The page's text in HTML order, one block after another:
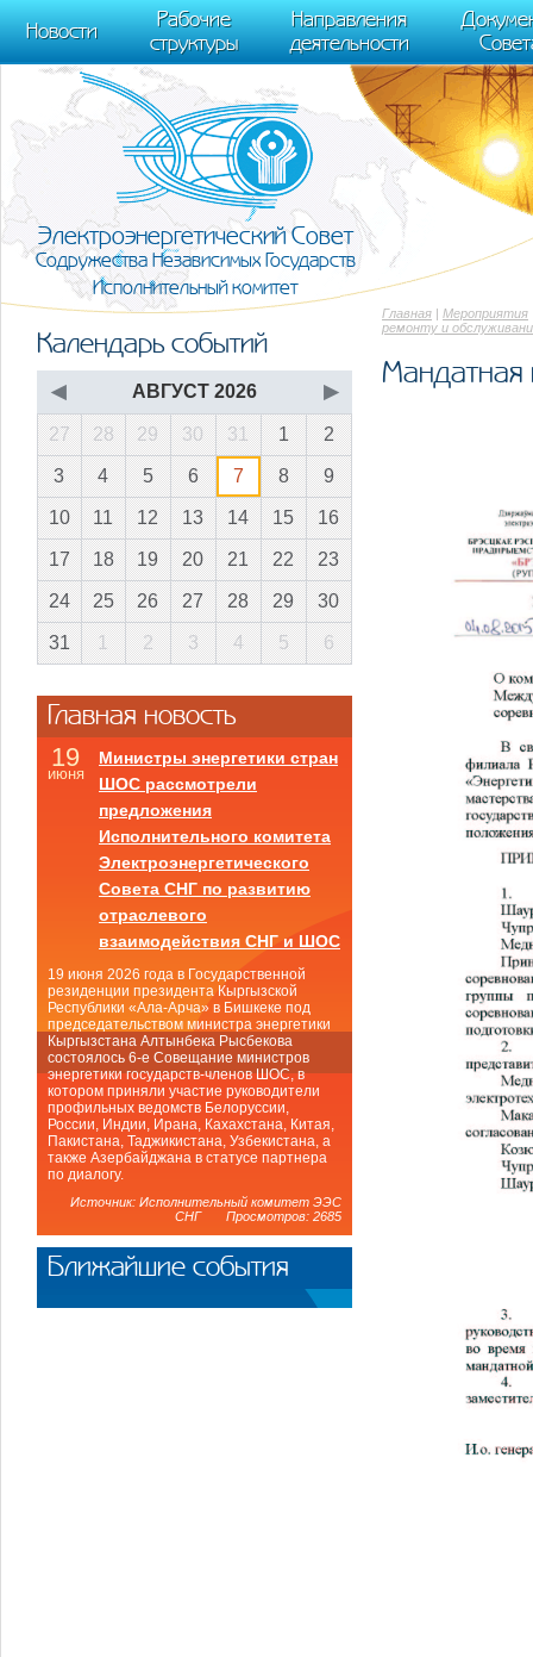
m[i].l=1*new Date(); for (var j = 0; j < document.scripts.length; j++) {if
[0],k.async=1,k.src=r,a.parentNode.insertBefore(k,a)}) (window,
trackLinks:true, accurateTrackBounce:true });
Новости
Рабочие
структуры
Направления
деятельности
Электроэнергетический Совет
Содружества Независимых Государств
Исполнительный комитет
Главная | Мероприятия
ремонту и
Мандатная
Календарь событий
◀ АВГУСТ 2026 ▶
27 28 29 30 31 1 2
3 4 5 6 7 8 9
10 11 12 13 14 15 16
17 18 19 20 21 22 23
24 25 26 27 28 29 30
31 1 2 3 4 5 6
Главная новость
19
июня
Министры энергетики стран
ШОС рассмотрели
предложения
Исполнительного комитета
Электроэнергетического
Совета СНГ по развитию
отраслевого
взаимодействия СНГ и ШОС
19 июня 2026 года в Государственной
резиденции президента Кыргызской
Республики «Ала-Арча» в Бишкеке под
председательством министра энергетики
Кыргызстана Алтынбека Рысбекова
состоялось 6-е Совещание министров
энергетики государств-членов ШОС, в
котором приняли участие руководители
профильных ведомств Белоруссии,
России, Индии, Ирана, Кахахстана, Китая,
Пакистана, Таджикистана, Узбекистана, а
также Азербайджана в статусе партнера
по диалогу.
Источник: Исполнительный комитет ЭЭС
СНГ Просмотров: 2685
Ближайшие события